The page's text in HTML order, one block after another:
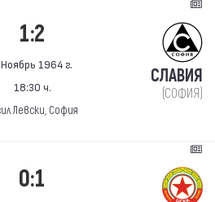
1:2
Ноябрь 1964 г.
18:30 ч.
Левски, София
СЛАВИЯ
(СОФИЯ)
0:1